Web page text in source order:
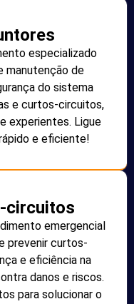
especializado
manutenção de
do sistema
e curtos-circuitos,
experientes. Ligue
e eficiente!
circuitos
emergencial
prevenir curtos-
e eficiência na
danos e riscos.
para solucionar o